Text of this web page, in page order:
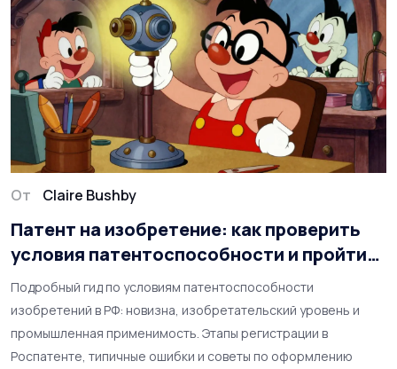
От Claire Bushby
Патент на изобретение: как проверить
условия патентоспособности и пройти
регистрацию в Роспатенте
Подробный гид по условиям патентоспособности
изобретений в РФ: новизна, изобретательский уровень и
промышленная применимость. Этапы регистрации в
Роспатенте, типичные ошибки и советы по оформлению